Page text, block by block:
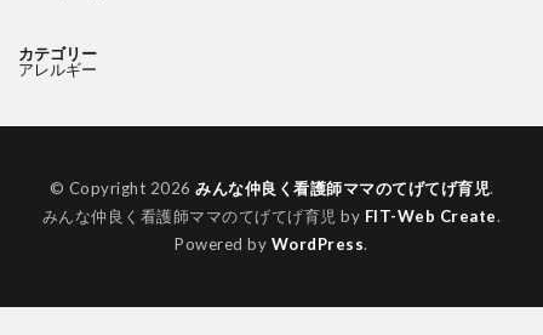
カテゴリー
アレルギー
© Copyright 2026 みんな仲良く看護師ママのてげてげ育児.
みんな仲良く看護師ママのてげてげ育児 by FIT-Web Create.
Powered by WordPress.